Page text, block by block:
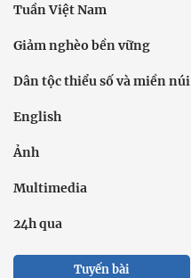
Tuần Việt Nam
Giảm nghèo bền vững
Dân tộc thiểu số và miền núi
English
Ảnh
Multimedia
24h qua
Tuyến bài